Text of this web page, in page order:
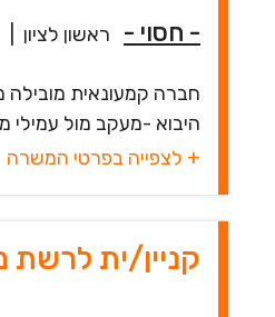
- חסוי - ראשון לציון
חברה קמעונאית
היבוא -מעקב מול עמילי
+ לצפייה בפרטי המשרה
קניין/ית לרשת